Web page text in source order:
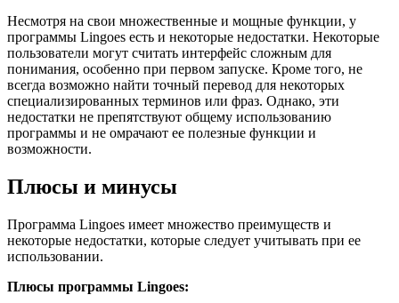
Несмотря на свои множественные и мощные функции, у
программы Lingoes есть и некоторые недостатки. Некоторые
пользователи могут считать интерфейс сложным для
понимания, особенно при первом запуске. Кроме того, не
всегда возможно найти точный перевод для некоторых
специализированных терминов или фраз. Однако, эти
недостатки не препятствуют общему использованию
программы и не омрачают ее полезные функции и
возможности.
Плюсы и минусы
Программа Lingoes имеет множество преимуществ и
некоторые недостатки, которые следует учитывать при ее
использовании.
Плюсы программы Lingoes: